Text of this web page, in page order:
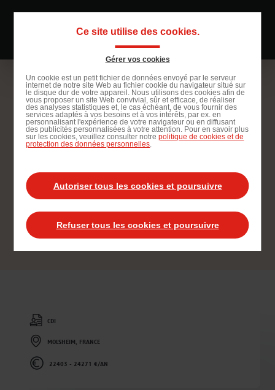
recherche
Employé polyvalent de
restauration (H/F)
Postuler à cette offre
CDI
MOLSHEIM, FRANCE
22403 - 24271 €/AN
Ce site utilise des cookies.
Gérer vos cookies
Un cookie est un petit fichier de données envoyé par le serveur
internet de notre site Web au fichier cookie du navigateur situé sur
le disque dur de votre appareil. Nous utilisons des cookies afin de
vous proposer un site Web convivial, sûr et efficace, de réaliser
des analyses statistiques et, le cas échéant, de vous fournir des
services adaptés à vos besoins et à vos intérêts, par ex. en
personnalisant l'expérience de votre navigateur ou en diffusant
des publicités personnalisées à votre attention. Pour en savoir plus
sur les cookies, veuillez consulter notrepolitique de cookies et de
protection des données personnelles.
Autoriser tous les cookies et poursuivre
Refuser tous les cookies et poursuivre